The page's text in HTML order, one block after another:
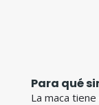
Para qué
La maca